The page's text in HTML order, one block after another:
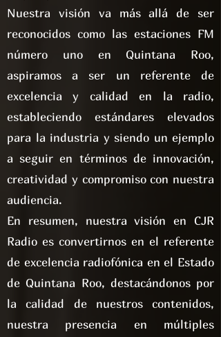
Nuestra visión va más allá de ser
reconocidos como las estaciones FM
número uno en Quintana Roo,
aspiramos a ser un referente de
excelencia y calidad en la radio,
estableciendo estándares elevados
para la industria y siendo un ejemplo
a seguir en términos de innovación,
creatividad y compromiso con nuestra
audiencia.
En resumen, nuestra visión en CJR
Radio es convertirnos en el referente
de excelencia radiofónica en el Estado
de Quintana Roo, destacándonos por
la calidad de nuestros contenidos,
nuestra presencia en múltiples